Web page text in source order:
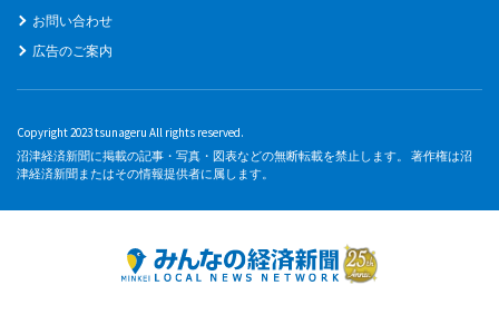
お問い合わせ
広告のご案内
Copyright 2023 tsunageru All rights reserved.
沼津経済新聞に掲載の記事・写真・図表などの無断転載を禁止します。 著作権は沼
津経済新聞またはその情報提供者に属します。